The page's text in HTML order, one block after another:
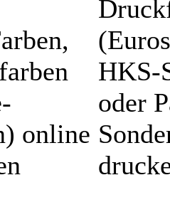
online
HKS-
oder